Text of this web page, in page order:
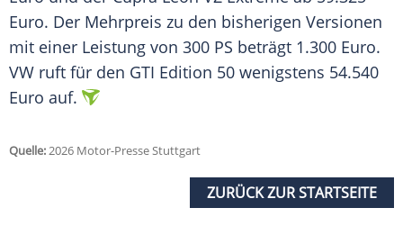
Euro. Der Mehrpreis zu den bisherigen Versionen
mit einer Leistung von 300 PS beträgt 1.300 Euro.
VW ruft für den GTI Edition 50 wenigstens 54.540
Euro auf.
Quelle:2026 Motor-Presse Stuttgart
ZURÜCK ZUR STARTSEITE